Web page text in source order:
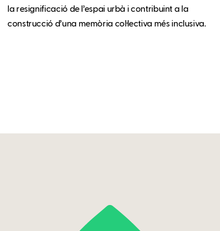
la resignificació de l’espai urbà i contribuint a la
construcció d’una memòria col·lectiva més inclusiva.